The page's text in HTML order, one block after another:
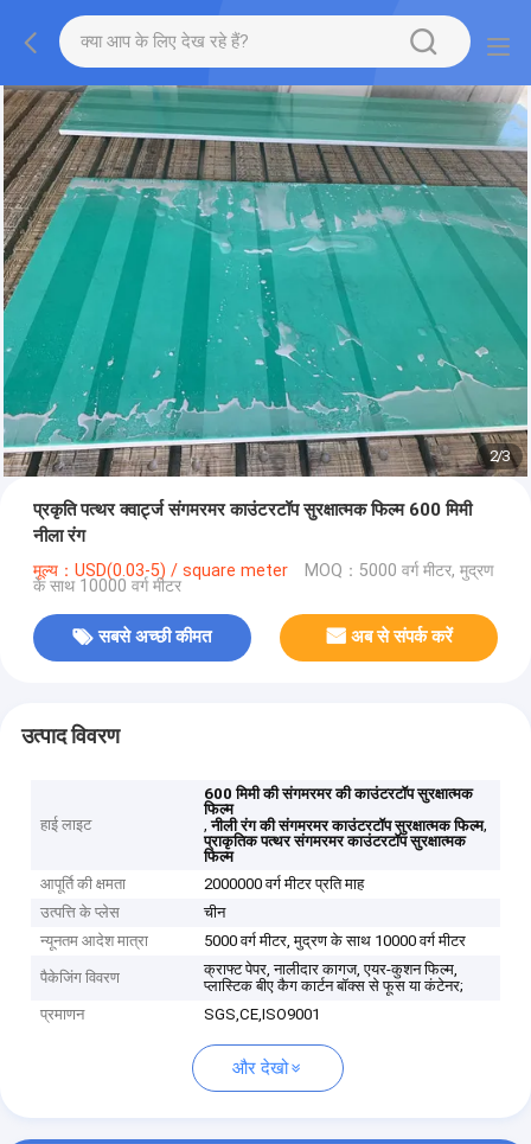
2/3
प्रकृति पत्थर क्वार्ट्ज संगमरमर काउंटरटॉप सुरक्षात्मक फिल्म 600 मिमी
नीला रंग
मूल्य：USD(0.03-5) / square meter MOQ：5000 वर्ग मीटर, मुद्रण
के साथ 10000 वर्ग मीटर
सबसे अच्छी कीमत अब से संपर्क करें
उत्पाद विवरण
हाई लाइट
600 मिमी की संगमरमर की काउंटरटॉप सुरक्षात्मक
फिल्म
,नीली रंग की संगमरमर काउंटरटॉप सुरक्षात्मक फिल्म,
प्राकृतिक पत्थर संगमरमर काउंटरटॉप सुरक्षात्मक
फिल्म
आपूर्ति की क्षमता
2000000 वर्ग मीटर प्रति माह
उत्पत्ति के प्लेस
चीन
न्यूनतम आदेश मात्रा
5000 वर्ग मीटर, मुद्रण के साथ 10000 वर्ग मीटर
पैकेजिंग विवरण
क्राफ्ट पेपर, नालीदार कागज, एयर-कुशन फिल्म,
प्लास्टिक बीए कैग कार्टन बॉक्स से फूस या कंटेनर;
प्रमाणन
SGS,CE,ISO9001
और देखो